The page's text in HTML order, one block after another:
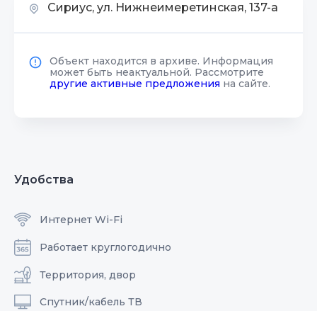
Сириус, ул. Нижнеимеретинская, 137-а
Объект находится в архиве. Информация
может быть неактуальной. Рассмотрите
другие активные предложения на сайте.
Удобства
Интернет Wi-Fi
Работает круглогодично
Территория, двор
Спутник/кабель ТВ